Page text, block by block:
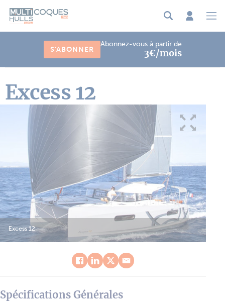
S'ABONNER
Abonnez-vous à partir de
3€/mois
Excess 12
Excess 12
Spécifications Générales